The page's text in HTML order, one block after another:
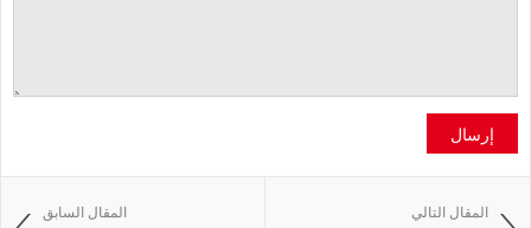
إرسال
المقال السابق المقال التالي